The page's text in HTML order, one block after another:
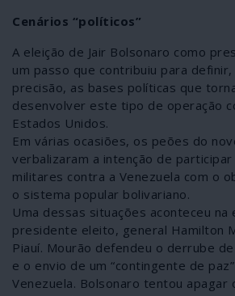
Cenários “políticos”
A eleição de Jair Bolsonaro como
um passo que contribuiu para definir,
precisão, as bases políticas que
desenvolver este tipo de operação
Estados Unidos.
Em várias ocasiões, os peões do
verbalizaram a intenção de
militares contra a Venezuela com o
o sistema popular bolivariano.
Uma dessas situações aconteceu
presidente eleito, general Hamilton
Piauí. Mourão defendeu o derrube
e o envio de um “contingente de
Venezuela. Bolsonaro tentou apagar